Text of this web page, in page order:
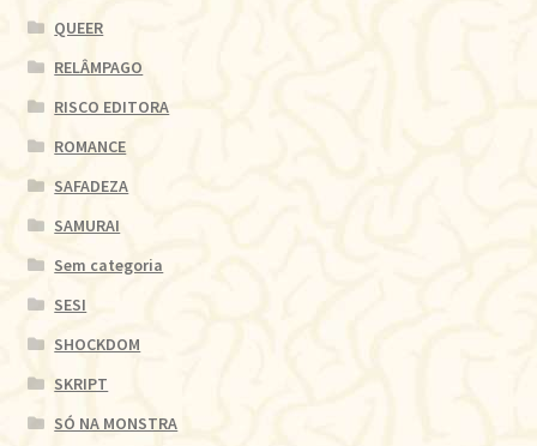
QUEER
RELÂMPAGO
RISCO EDITORA
ROMANCE
SAFADEZA
SAMURAI
Sem categoria
SESI
SHOCKDOM
SKRIPT
SÓ NA MONSTRA